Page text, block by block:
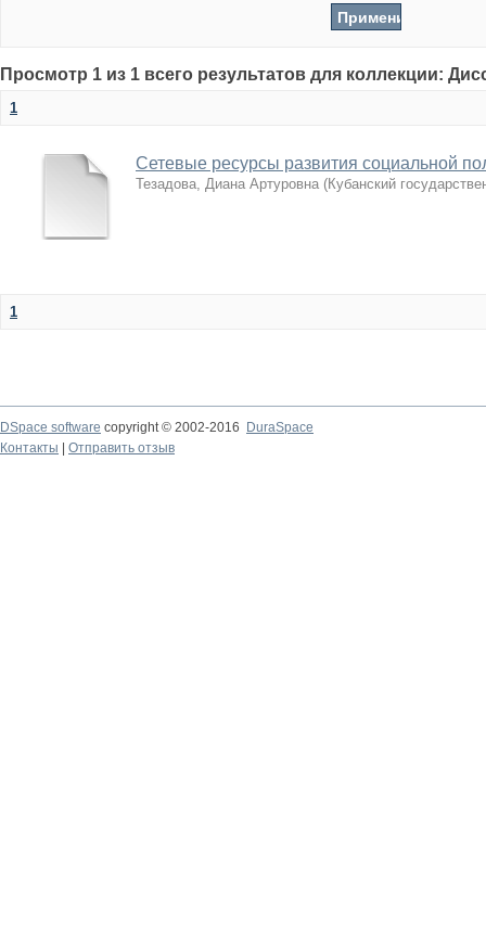
Просмотр 1 из 1 всего результатов для коллекции:
1
Сетевые ресурсы развития социальной
Тезадова, Диана Артуровна (Кубанский
1
DSpace software copyright © 2002-2016
DuraSpace
Контакты
Отправить отзыв